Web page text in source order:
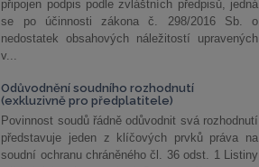
připojen podpis podle zvláštních předpisů, jedná
se po účinnosti zákona č. 298/2016 Sb. o
nedostatek obsahových náležitostí upravených
v...
Odůvodnění soudního rozhodnutí
(exkluzivně pro předplatitele)
Povinnost soudů řádně odůvodnit svá rozhodnutí
představuje jeden z klíčových prvků práva na
soudní ochranu chráněného čl. 36 odst. 1 Listiny